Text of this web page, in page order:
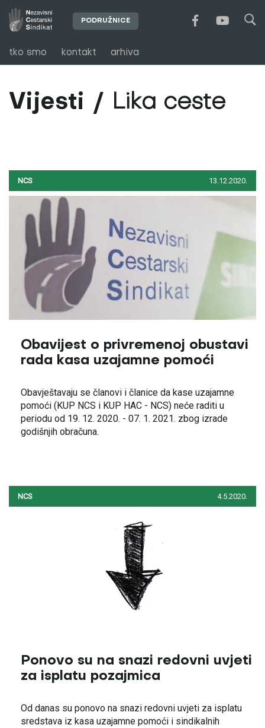
tko smo kontakt arhiva
PODRUŽNICE
Vijesti Lika ceste
NCS 13.12.2020.
Obavijest o privremenoj obustavi
rada kasa uzajamne pomoći
Obavještavaju se članovi i članice da kase uzajamne
pomoći (KUP NCS i KUP HAC - NCS) neće raditi u
periodu od 19. 12. 2020. - 07. 1. 2021. zbog izrade
godišnjih obračuna.
NCS 4.5.2020.
Ponovo su na snazi redovni uvjeti
za isplatu pozajmica
Od danas su ponovo na snazi redovni uvjeti za isplatu
sredstava iz kasa uzajamne pomoći i sindikalnih